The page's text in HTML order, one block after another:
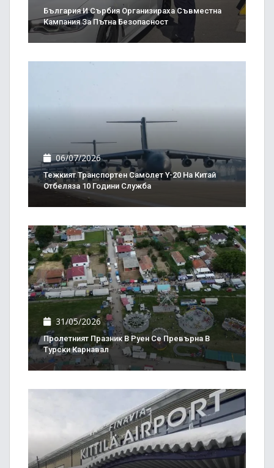
България И Сърбия Организираха Съвместна
Кампания За Пътна Безопасност
06/07/2026
Тежкият Транспортен Самолет Y-20 На Китай
Отбеляза 10 Години Служба
31/05/2026
Пролетният Празник В Руен Се Превърна В
Турски Карнавал